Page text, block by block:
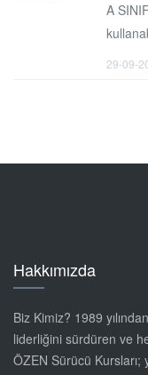
A
29-09-
Hakkımızda
Biz Kimiz? 1989
liderliğini sürdüren ve
ÖZEN Sürücü